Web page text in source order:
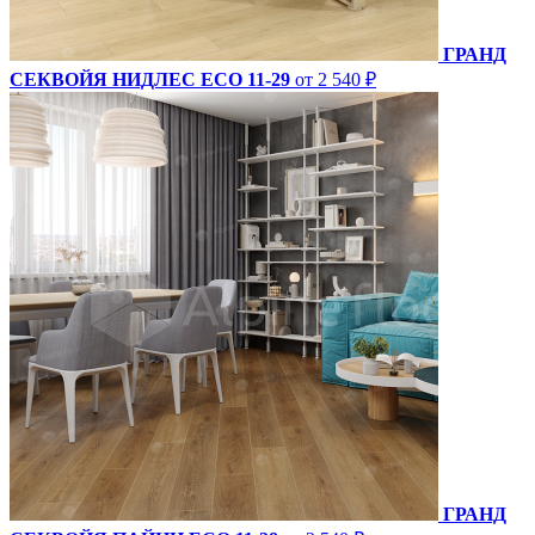
ГРАНД
СЕКВОЙЯ НИДЛЕС ECO 11-29 от 2 540 ₽
ГРАНД